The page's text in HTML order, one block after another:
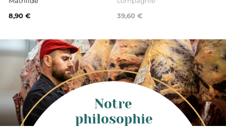
8,90 €
39,60 €
Notre
philosophie